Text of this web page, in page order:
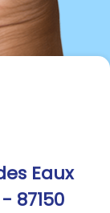
Eaux
87150